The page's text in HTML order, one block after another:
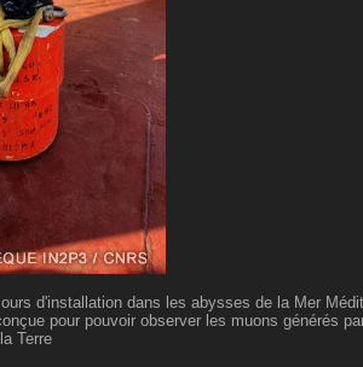
d'installation dans les abysses de la Mer
pour pouvoir observer les muons générés
Terre